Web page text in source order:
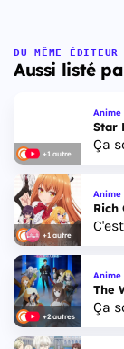
DU MÊME ÉDITEUR
Aussi listé
+1 autre
Anime
Star
Ça
+1 autre
Anime
Rich
+2 autres
Anime
The
Ça